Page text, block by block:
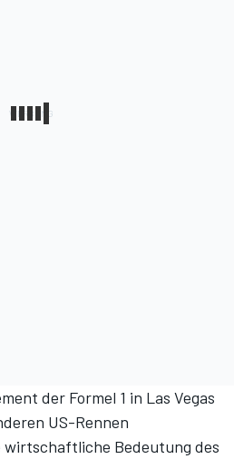
der Formel 1 in Las Vegas
US-Rennen
Bedeutung des